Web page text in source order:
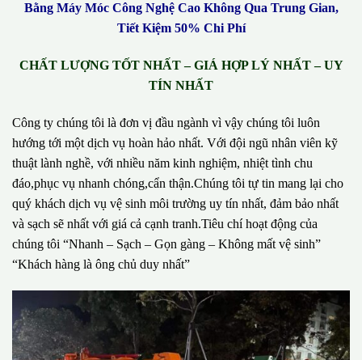
Bằng Máy Móc Công Nghệ Cao Không Qua Trung Gian,
Tiết Kiệm 50% Chi Phí
CHẤT LƯỢNG TỐT NHẤT – GIÁ HỢP LÝ NHẤT – UY
TÍN NHẤT
Công ty chúng tôi là đơn vị đầu ngành vì vậy chúng tôi luôn
hướng tới một dịch vụ hoàn hảo nhất. Với đội ngũ nhân viên kỹ
thuật lành nghề, với nhiều năm kinh nghiệm, nhiệt tình chu
đáo,phục vụ nhanh chóng,cẩn thận.Chúng tôi tự tin mang lại cho
quý khách dịch vụ vệ sinh môi trường uy tín nhất, đảm bảo nhất
và sạch sẽ nhất với giá cả cạnh tranh.Tiêu chí hoạt động của
chúng tôi “Nhanh – Sạch – Gọn gàng – Không mất vệ sinh”
“Khách hàng là ông chủ duy nhất”